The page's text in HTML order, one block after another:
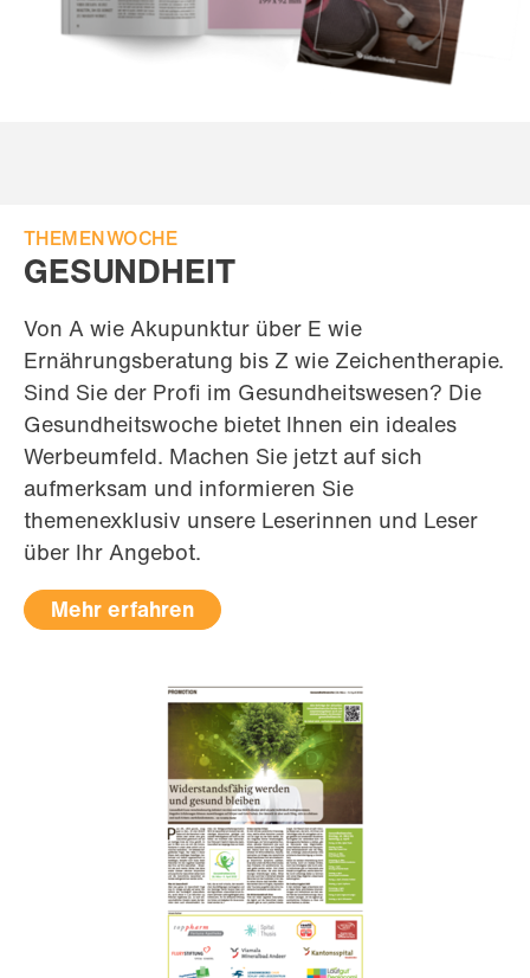
THEMENWOCHE
GESUNDHEIT
Von A wie Akupunktur über E wie
Ernährungsberatung bis Z wie Zeichentherapie.
Sind Sie der Profi im Gesundheitswesen? Die
Gesundheitswoche bietet Ihnen ein ideales
Werbeumfeld. Machen Sie jetzt auf sich
aufmerksam und informieren Sie
themenexklusiv unsere Leserinnen und Leser
über Ihr Angebot.
Mehr erfahren